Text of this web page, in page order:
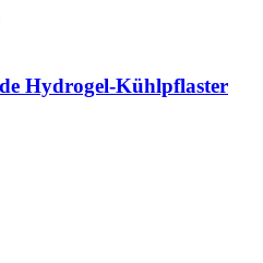
Hydrogel-Kühlpflaster